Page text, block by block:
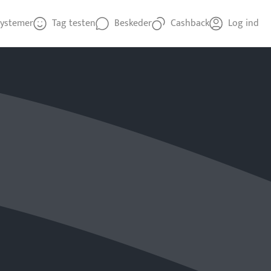
Tag testen Beskeder Cashback Log ind